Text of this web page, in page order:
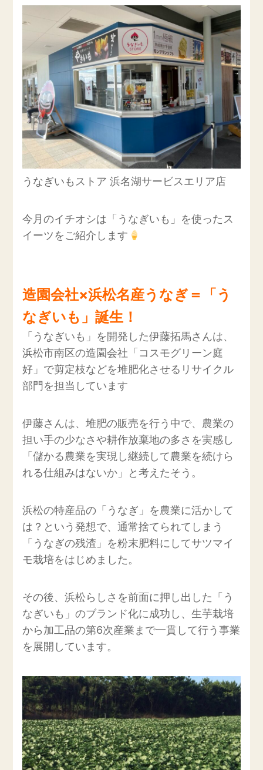
うなぎいもストア 浜名湖サービスエリア店
今月のイチオシは「うなぎいも」を使ったス
イーツをご紹介します
造園会社×浜松名産うなぎ＝「う
なぎいも」誕生！
「うなぎいも」を開発した伊藤拓馬さんは、
浜松市南区の造園会社「コスモグリーン庭
好」で剪定枝などを堆肥化させるリサイクル
部門を担当しています
伊藤さんは、堆肥の販売を行う中で、農業の
担い手の少なさや耕作放棄地の多さを実感し
「儲かる農業を実現し継続して農業を続けら
れる仕組みはないか」と考えたそう。
浜松の特産品の「うなぎ」を農業に活かして
は？という発想で、通常捨てられてしまう
「うなぎの残渣」を粉末肥料にしてサツマイ
モ栽培をはじめました。
その後、浜松らしさを前面に押し出した「う
なぎいも」のブランド化に成功し、生芋栽培
から加工品の第6次産業まで一貫して行う事業
を展開しています。